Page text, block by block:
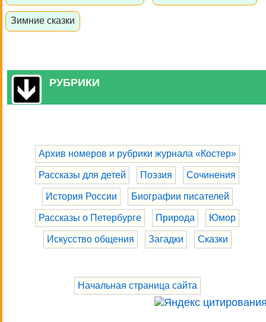
Зимние сказки
РУБРИКИ
Архив номеров и рубрики журнала «Костер»
Рассказы для детей Поэзия Сочинения
История России Биографии писателей
Рассказы о Петербурге Природа Юмор
Искусство общения Загадки Сказки
Начальная страница сайта